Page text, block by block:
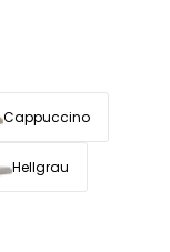
Cappuccino
Hellgrau